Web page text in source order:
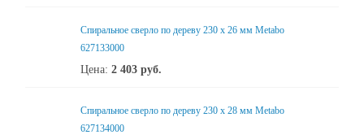
Спиральное сверло по дереву 230 х 26 мм Metabo
627133000
Цена: 2 403 руб.
Спиральное сверло по дереву 230 х 28 мм Metabo
627134000